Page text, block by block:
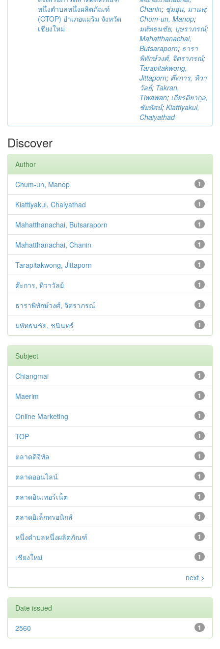
หนึ่งตำบลหนึ่งผลิตภัณฑ์
(OTOP) อำเภอแม่ริม จังหวัด
เชียงใหม่
Chanin; ชุ่มอุ่น, มานพ;
Chum-un, Manop;
มหัทธนชัย, บุษราภรณ์;
Mahatthanachai,
Butsaraporn; ธารา
พิทักษ์วงศ์, จิตราภรณ์;
Tarapitakwong,
Jittaporn; ต๊ะการ, ทิวา
วัลย์; Takran,
Tiwawan; เกียรติยากุล,
ชัยทัศน์; Kiattiyakul,
Chaiyathad
Discover
Author
1
Chum-un, Manop
1
Kiattiyakul, Chaiyathad
1
Mahatthanachai, Butsaraporn
1
Mahatthanachai, Chanin
1
Tarapitakwong, Jittaporn
1
ต๊ะการ, ทิวาวัลย์
1
ธาราพิทักษ์วงศ์, จิตราภรณ์
1
มหัทธนชัย, ชนินทร์
Subject
1
Chiangmai
1
Maerim
1
Online Marketing
1
TOP
1
ตลาดดิจิทัล
1
ตลาดออนไลน์
1
ตลาดอินเทอร์เน็ต
1
ตลาดอิเล็กทรอนิกส์
1
หนึ่งตำบลหนึ่งผลิตภัณฑ์
1
เชียงใหม่
next >
Date issued
1
2560